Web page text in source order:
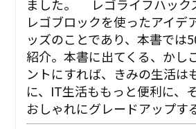
ました。 レゴライフハック
レゴブロックを使ったアイデ
ッズのことであり、本書では
紹介。本書に出てくる、かし
ントにすれば、きみの生活は
に、IT生活ももっと便利に、
おしゃれにグレードアップす